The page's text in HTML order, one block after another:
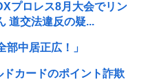
プロレス8月大会でリン
道交法違反の疑...
中居正広！」
カードのポイント詐欺